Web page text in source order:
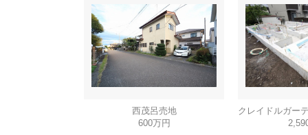
西茂呂売地
600万円